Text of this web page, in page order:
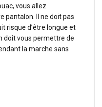
vous allez
pantalon. Il ne doit pas
risque d’être longue et
doit vous permettre de
la marche sans